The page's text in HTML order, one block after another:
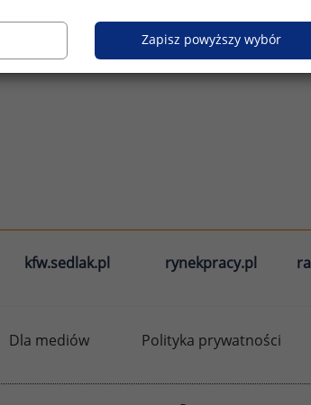
kfw.sedlak.pl rynekpracy.pl
Dla mediów Polityka prywatności
Zapisz powyższy wybór